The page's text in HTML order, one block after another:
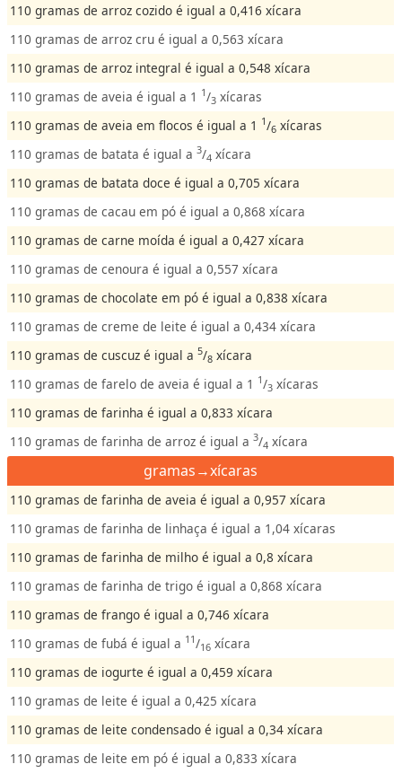
110 gramas de arroz cozido é igual a 0,416 xícara
110 gramas de arroz cru é igual a 0,563 xícara
110 gramas de arroz integral é igual a 0,548 xícara
110 gramas de aveia é igual a 1 1/3xícaras
110 gramas de aveia em flocos é igual a 1 1/6 xícaras
110 gramas de batata é igual a 3/4 xícara
110 gramas de batata doce é igual a 0,705 xícara
110 gramas de cacau em pó é igual a 0,868 xícara
110 gramas de carne moída é igual a 0,427 xícara
110 gramas de cenoura é igual a 0,557 xícara
110 gramas de chocolate em pó é igual a 0,838 xícara
110 gramas de creme de leite é igual a 0,434 xícara
110 gramas de cuscuz é igual a 5/8xícara
110 gramas de farelo de aveia é igual a 1 1/3xícaras
110 gramas de farinha é igual a 0,833 xícara
110 gramas de farinha de arroz é igual a 3/4 xícara
gramas→xícaras
110 gramas de farinha de aveia é igual a 0,957 xícara
110 gramas de farinha de linhaça é igual a 1,04 xícaras
110 gramas de farinha de milho é igual a 0,8 xícara
110 gramas de farinha de trigo é igual a 0,868 xícara
110 gramas de frango é igual a 0,746 xícara
110 gramas de fubá é igual a 11/16 xícara
110 gramas de iogurte é igual a 0,459 xícara
110 gramas de leite é igual a 0,425 xícara
110 gramas de leite condensado é igual a 0,34 xícara
110 gramas de leite em pó é igual a 0,833 xícara